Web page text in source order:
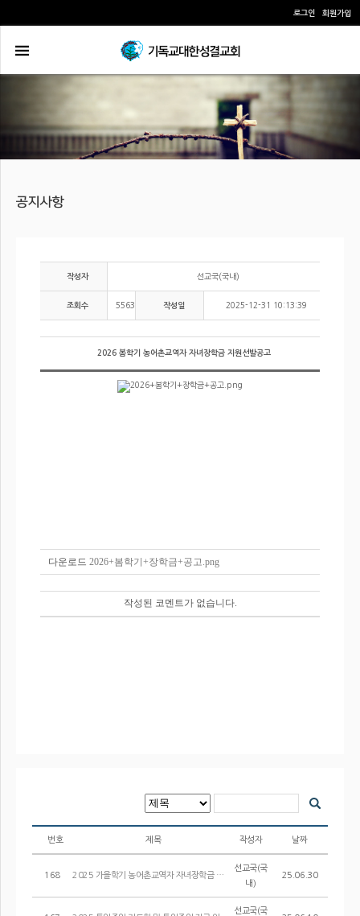
로그인 회원가입
작성자 선교국(국내)
조회수 5563 작성일 2025-12-31 10:13:39
2026 봄학기 농어촌교역자 자녀장학금 지원선발공고
다운로드 2026+봄학기+장학금+공고.png
번호 제목 작성자 날짜
168 2025 가을학기 농어촌교역자 자녀장학금 지원선발공고
선교국(국
내)
25.06.30
선교국(국